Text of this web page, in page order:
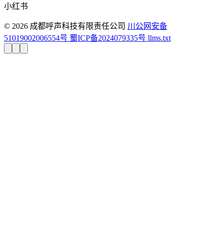
小红书
© 2026 成都呼声科技有限责任公司 川公网安备
51019002006554号 蜀ICP备2024079335号 llms.txt